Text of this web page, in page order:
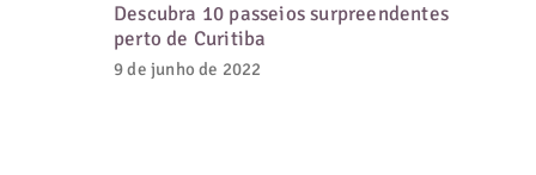
Descubra 10 passeios surpreendentes
perto de Curitiba
9 de junho de 2022